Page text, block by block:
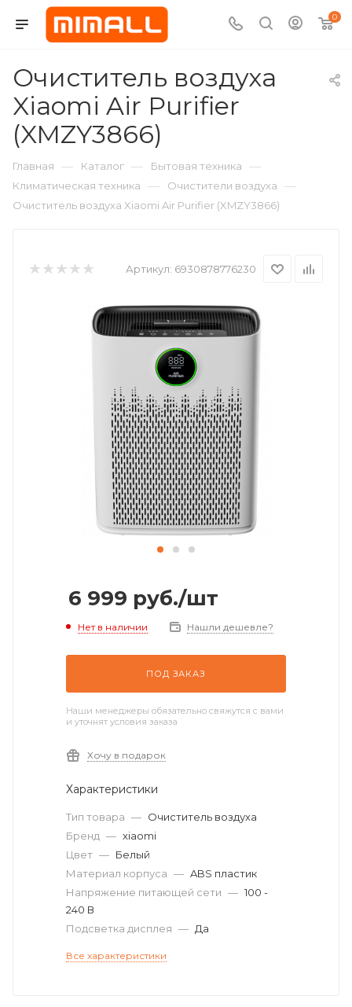
0
Очиститель воздуха
Xiaomi Air Purifier
(XMZY3866)
Главная — Каталог — Бытовая техника —
Климатическая техника — Очистители воздуха —
Очиститель воздуха Xiaomi Air Purifier (XMZY3866)
Артикул: 6930878776230
6 999 руб./шт
Нет в наличии Нашли дешевле?
ПОД ЗАКАЗ
Наши менеджеры обязательно свяжутся с вами
и уточнят условия заказа
Хочу в подарок
Характеристики
Тип товара — Очиститель воздуха
Бренд — xiaomi
Цвет — Белый
Материал корпуса — ABS пластик
Напряжение питающей сети — 100 -
240 В
Подсветка дисплея — Да
Все характеристики